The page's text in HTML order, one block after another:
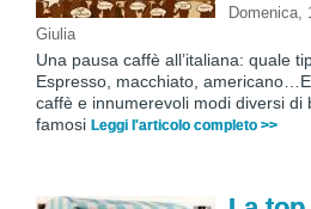
Domenica,
Giulia
Una pausa caffè all’italiana: quale
Espresso, macchiato,
caffè e innumerevoli modi diversi di
famosi Leggi l'articolo completo >>